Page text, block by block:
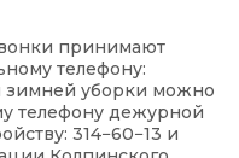
принимают
телефону:
зимней уборки можно
телефону дежурной
314−60−13 и